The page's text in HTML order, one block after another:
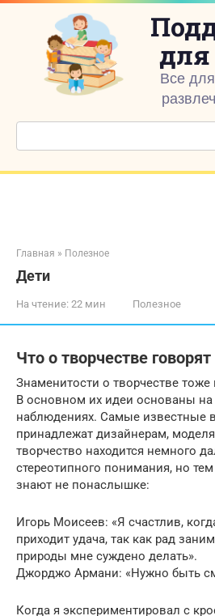
Перейти
контенту
для
Все
Поиск:
Главная » Полезное
Дети
На чтение: 22 мин Полезное
Что о творчестве
Знаменитости о творчестве
В основном их идеи основаны
наблюдениях. Самые известные
принадлежат дизайнерам,
творчество находится немного
стереотипного понимания, но
знают не понаслышке:
Игорь Моисеев: «Я счастлив,
приходит удача, так как рад
природы мне суждено делать».
Джорджо Армани: «Нужно быть
Когда я экспериментировал с